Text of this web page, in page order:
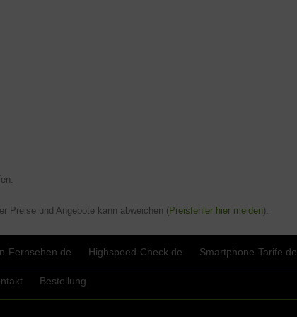
Preise und Angebote kann abweichen (Preisfehler hier melden).
Fernsehen.de Highspeed-Check.de Smartphone-Tarife.de
Bestellung